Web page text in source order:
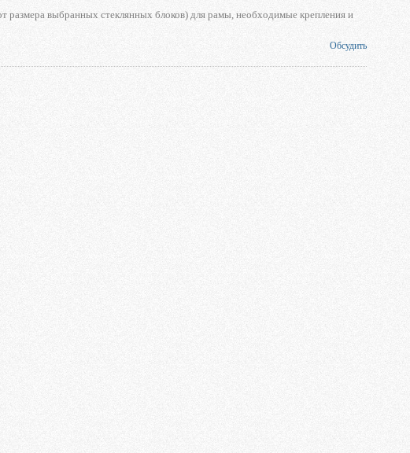
размера выбранных стеклянных блоков) для рамы, необходимые крепления и
Обсудить